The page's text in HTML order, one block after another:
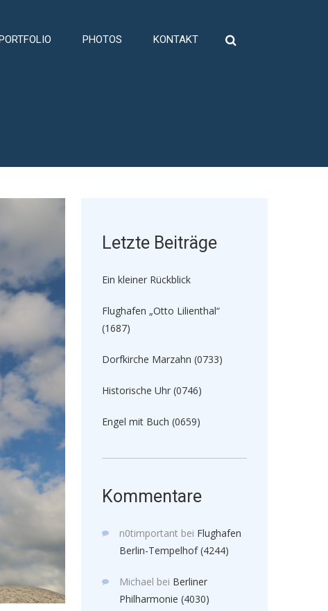
PHOTOS KONTAKT
Suche
Letzte Beiträge
Ein kleiner Rückblick
Flughafen „Otto Lilienthal“
(1687)
Dorfkirche Marzahn (0733)
Historische Uhr (0746)
Engel mit Buch (0659)
Kommentare
n0timportantbei Flughafen
Berlin-Tempelhof (4244)
Michael bei Berliner
Philharmonie (4030)